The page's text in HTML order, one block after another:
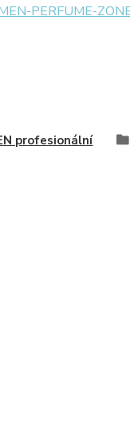
PERFUME-
profesionální